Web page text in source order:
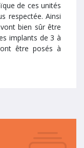
de ces unités
respectée. Ainsi
bien sûr être
implants de 3 à
être posés à